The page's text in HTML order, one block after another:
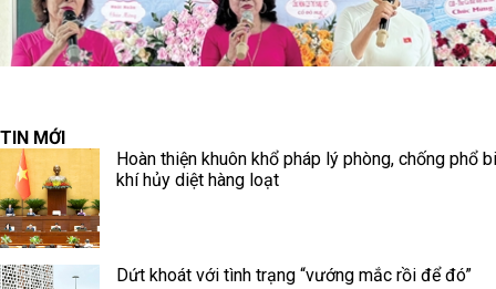
TIN MỚI
Hoàn thiện khuôn khổ pháp lý phòng, chống phổ
khí hủy diệt hàng loạt
Dứt khoát với tình trạng “vướng mắc rồi để đó”